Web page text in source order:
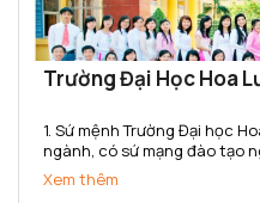
Trường Đại Học Hoa
1. Sứ mệnh Trường Đại học
ngành, có sứ mạng đào tạo
tổ chức nghiên cứu và ứng
ứng yêu cầu phát triển kinh
Xem thêm